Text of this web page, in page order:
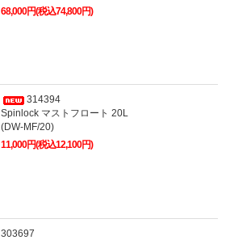
68,000円(税込74,800円)
314394
Spinlock マストフロート 20L
(DW-MF/20)
11,000円(税込12,100円)
303697